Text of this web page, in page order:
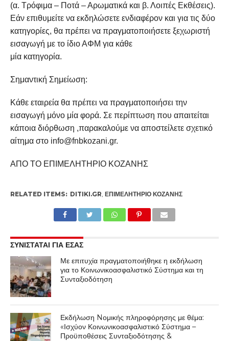
(α. Τρόφιμα – Ποτά – Αρωματικά και β. Λοιπές Εκθέσεις).
Εάν επιθυμείτε να εκδηλώσετε ενδιαφέρον και για τις δύο
κατηγορίες, θα πρέπει να πραγματοποιήσετε ξεχωριστή
εισαγωγή με το ίδιο ΑΦΜ για κάθε
μία κατηγορία.
Σημαντική Σημείωση:
Κάθε εταιρεία θα πρέπει να πραγματοποιήσει την
εισαγωγή μόνο μία φορά. Σε περίπτωση που απαιτείται
κάποια διόρθωση ,παρακαλούμε να αποστείλετε σχετικό
αίτημα στο info@fnbkozani.gr.
ΑΠΟ ΤΟ ΕΠΙΜΕΛΗΤΗΡΙΟ ΚΟΖΑΝΗΣ
RELATED ITEMS: DITIKI.GR ΕΠΙΜΕΛΗΤΉΡΙΟ ΚΟΖΆΝΗΣ
ΣΥΝΙΣΤΑΤΑΙ ΓΙΑ ΕΣΑΣ
Με επιτυχία πραγματοποιήθηκε η εκδήλωση
για το Κοινωνικοασφαλιστικό Σύστημα και τη
Συνταξιοδότηση
Εκδήλωση Nομικής πληροφόρησης με θέμα:
«Ισχύον Κοινωνικοασφαλιστικό Σύστημα –
Προϋποθέσεις Συνταξιοδότησης &